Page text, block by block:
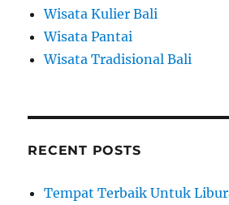
Wisata Kulier Bali
Wisata Pantai
Wisata Tradisional Bali
RECENT POSTS
Tempat Terbaik Untuk